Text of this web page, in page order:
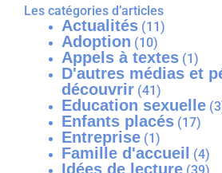
Les catégories d’articles
Actualités(11)
Adoption (10)
Appels à textes(1)
D'autres médias et
découvrir(41)
Education sexuelle
Enfants placés(17)
Entreprise(1)
Famille d'accueil (4)
Idées de lecture